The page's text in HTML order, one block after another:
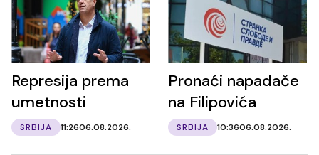
Represija prema
umetnosti
SRBIJA 11:2606.08.2026.
Pronaći napadače
na Filipovića
SRBIJA 10:3606.08.2026.